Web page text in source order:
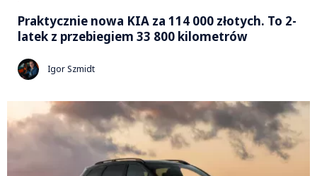
Praktycznie nowa KIA za 114 000 złotych. To 2-
latek z przebiegiem 33 800 kilometrów
Igor Szmidt